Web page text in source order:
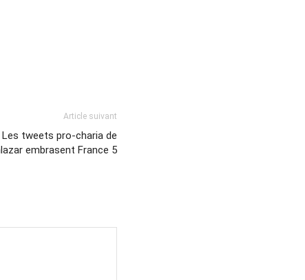
Article suivant
tweets pro-charia de
embrasent France 5